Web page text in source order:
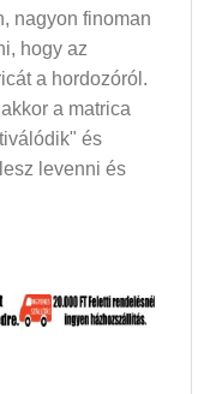
nagyon finoman
hogy az
a hordozóról.
a matrica
és
levenni és